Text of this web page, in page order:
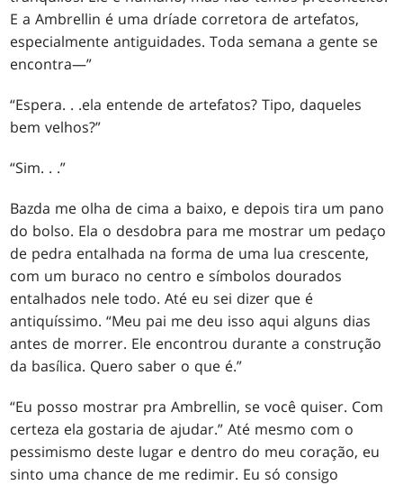
E a Ambrellin é uma dríade corretora de artefatos,
especialmente antiguidades. Toda semana a gente se
encontra—”
“Espera. . .ela entende de artefatos? Tipo, daqueles
bem velhos?”
“Sim. . .”
Bazda me olha de cima a baixo, e depois tira um pano
do bolso. Ela o desdobra para me mostrar um pedaço
de pedra entalhada na forma de uma lua crescente,
com um buraco no centro e símbolos dourados
entalhados nele todo. Até eu sei dizer que é
antiquíssimo. “Meu pai me deu isso aqui alguns dias
antes de morrer. Ele encontrou durante a construção
da basílica. Quero saber o que é.”
“Eu posso mostrar pra Ambrellin, se você quiser. Com
certeza ela gostaria de ajudar.” Até mesmo com o
pessimismo deste lugar e dentro do meu coração, eu
sinto uma chance de me redimir. Eu só consigo